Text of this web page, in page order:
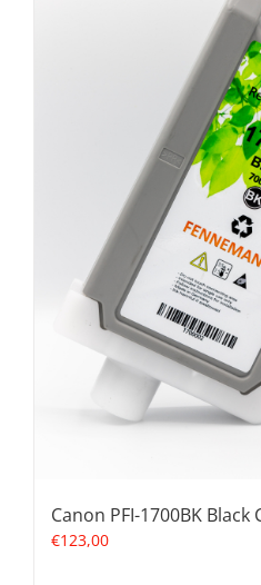
Canon PFI-1700BK
€123,00